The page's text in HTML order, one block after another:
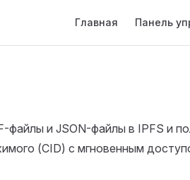
Главная Панель
файлы и JSON-файлы в IPFS и
(CID) с мгновенным